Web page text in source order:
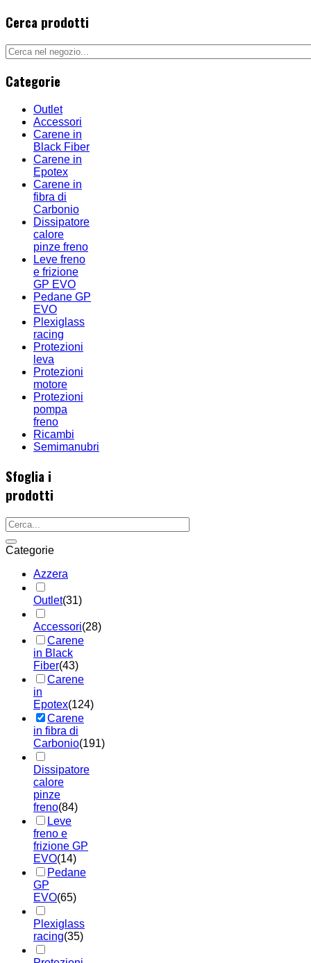
Cerca prodotti
Categorie
Outlet
Accessori
Carene in
Black Fiber
Carene in
Epotex
Carene in
fibra di
Carbonio
Dissipatore
calore
pinze freno
Leve freno
e frizione
GP EVO
Pedane GP
EVO
Plexiglass
racing
Protezioni
leva
Protezioni
motore
Protezioni
pompa
freno
Ricambi
Semimanubri
Sfoglia i
prodotti
Categorie
Azzera
Outlet(31)
Accessori(28)
Carene
in Black
Fiber(43)
Carene
in
Epotex(124)
Carene
in fibra di
Carbonio(191)
Dissipatore
calore
pinze
freno(84)
Leve
freno e
frizione GP
EVO(14)
Pedane
GP
EVO(65)
Plexiglass
racing(35)